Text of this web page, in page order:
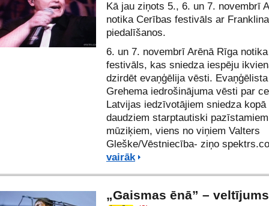
Kā jau ziņots 5., 6. un 7. novembrī
notika Cerības festivāls ar
piedalīšanos.
6. un 7. novembrī Arēnā Rīga
festivāls, kas sniedza iespēju
dzirdēt evaņģēlija vēsti.
Grehema iedrošinājuma vēsti par
Latvijas iedzīvotājiem sniedza kopā
daudziem starptautiski pazīstamiem
mūziķiem, viens no viņiem Valters
Gleške/Vēstniecība- ziņo
vairāk
„Gaismas ēnā” –